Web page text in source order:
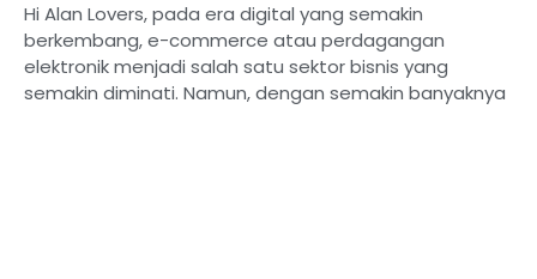
Hi Alan Lovers, pada era digital yang semakin
berkembang, e-commerce atau perdagangan
elektronik menjadi salah satu sektor bisnis yang
semakin diminati. Namun, dengan semakin banyaknya